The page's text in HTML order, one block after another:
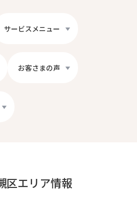
サービスメニュー
お客さまの声
区エリア情報